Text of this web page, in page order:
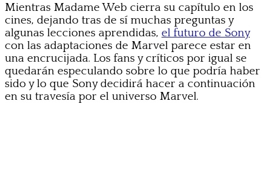
Mientras Madame Web cierra su capítulo en los
cines, dejando tras de sí muchas preguntas y
algunas lecciones aprendidas, el futuro de Sony
con las adaptaciones de Marvel parece estar en
una encrucijada. Los fans y críticos por igual se
quedarán especulando sobre lo que podría haber
sido y lo que Sony decidirá hacer a continuación
en su travesía por el universo Marvel.